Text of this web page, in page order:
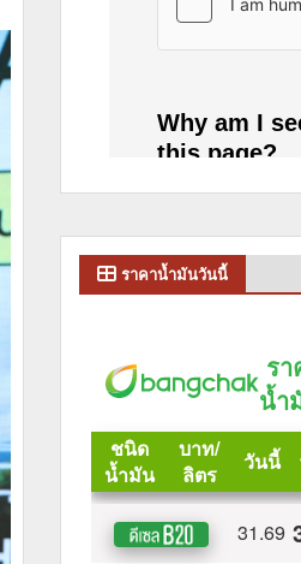
ราคาน้ำมันวันนี้